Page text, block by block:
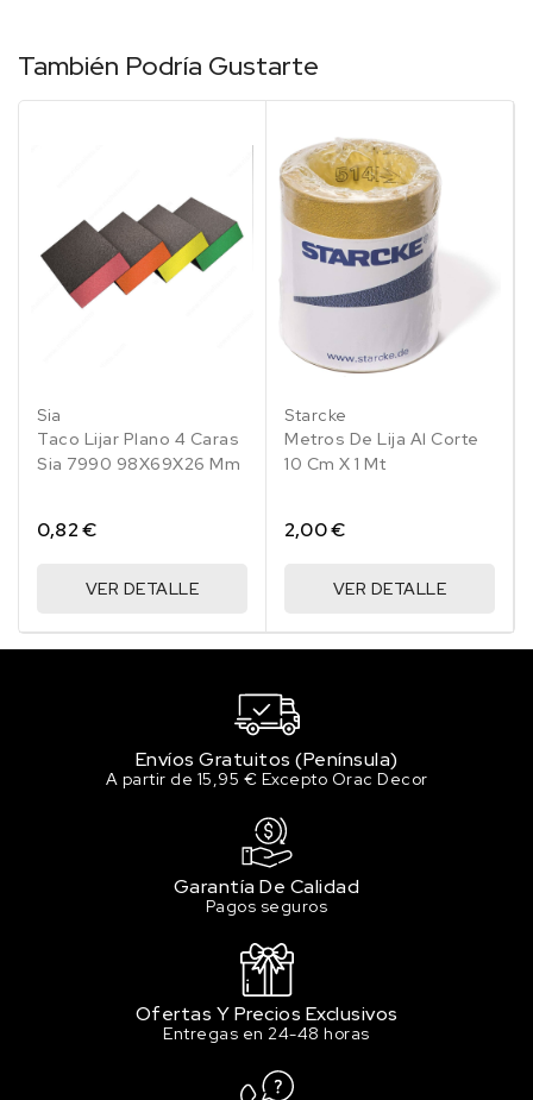
También Podría Gustarte
Sia
Taco Lijar Plano 4 Caras
Sia 7990 98X69X26 Mm
0,82 €
VER DETALLE
Starcke
Metros De Lija Al Corte
10 Cm X 1 Mt
2,00 €
VER DETALLE
Envíos Gratuitos (Península)
A partir de 15,95 € Excepto Orac Decor
Garantía De Calidad
Pagos seguros
Ofertas Y Precios Exclusivos
Entregas en 24-48 horas